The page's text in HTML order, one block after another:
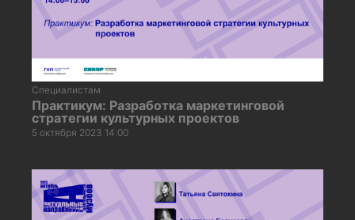
Специалистам
Практикум: Разработка маркетинговой
стратегии культурных проектов
5 октября 2023 14:00